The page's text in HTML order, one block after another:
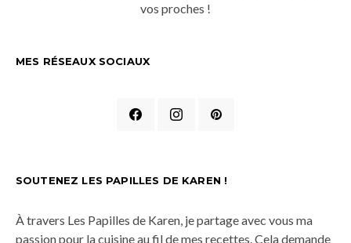
vos proches !
MES RÉSEAUX SOCIAUX
SOUTENEZ LES PAPILLES DE KAREN !
À travers Les Papilles de Karen, je partage avec vous ma
passion pour la cuisine au fil de mes recettes. Cela demande